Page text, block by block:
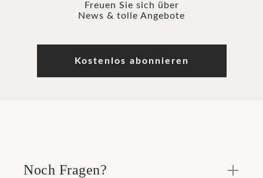
Freuen Sie sich über
News & tolle Angebote
Kostenlos abonnieren
Noch Fragen?